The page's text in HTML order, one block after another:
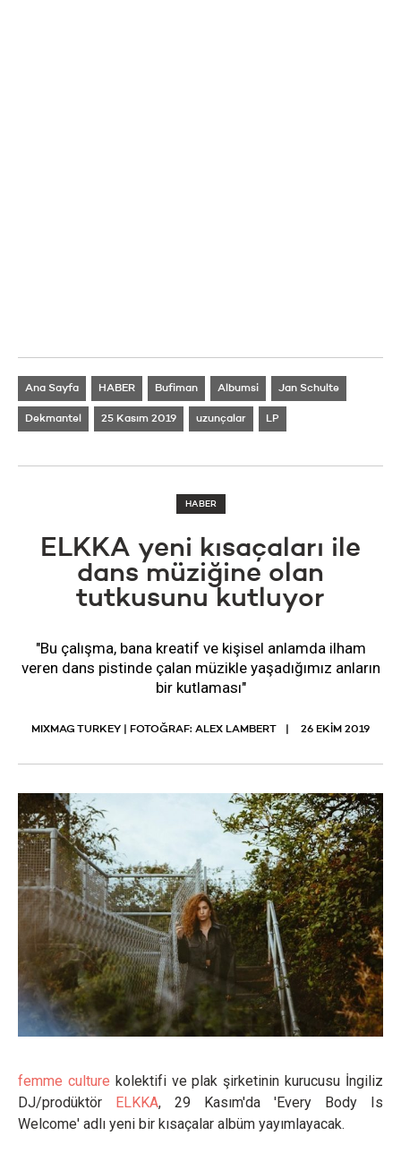
Ana Sayfa HABER Bufiman Albumsi Jan Schulte
Dekmantel 25 Kasım 2019 uzunçalar LP
HABER
ELKKA yeni kısaçaları ile
dans müziğine olan
tutkusunu kutluyor
"Bu çalışma, bana kreatif ve kişisel anlamda ilham
veren dans pistinde çalan müzikle yaşadığımız anların
bir kutlaması"
MIXMAG TURKEY | FOTOĞRAF: ALEX LAMBERT 26 EKIM 2019
femme culture kolektifi ve plak şirketinin kurucusu İngiliz
DJ/prodüktör
ELKKA, 29 Kasım'da 'Every Body Is
Welcome' adlı yeni bir kısaçalar albüm yayımlayacak.